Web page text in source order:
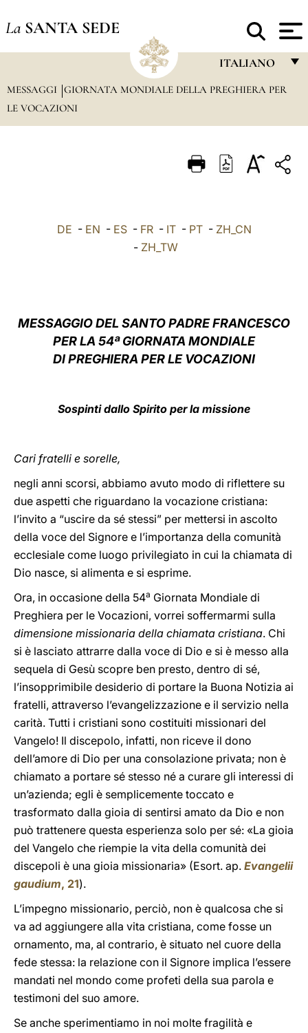
La SANTA SEDE
ITALIANO
FRANÇAIS
PORTUGUÊS
DEUTSCH
LATINE
MESSAGGI
GIORNATA MONDIALE DELLA PREGHIERA PER
LE VOCAZIONI
DE - EN - ES- FR- IT- PT- ZH_CN
- ZH_TW
MESSAGGIO DEL SANTO PADRE FRANCESCO
PER LA 54ª GIORNATA MONDIALE
DI PREGHIERA PER LE VOCAZIONI
Sospinti dallo Spirito per la missione
Cari fratelli e sorelle,
negli anni scorsi, abbiamo avuto modo di riflettere su
due aspetti che riguardano la vocazione cristiana:
l’invito a “uscire da sé stessi” per mettersi in ascolto
della voce del Signore e l’importanza della comunità
ecclesiale come luogo privilegiato in cui la chiamata di
Dio nasce, si alimenta e si esprime.
Ora, in occasione della 54a Giornata Mondiale di
Preghiera per le Vocazioni, vorrei soffermarmi sulla
dimensione missionaria della chiamata cristiana. Chi
si è lasciato attrarre dalla voce di Dio e si è messo alla
sequela di Gesù scopre ben presto, dentro di sé,
l’insopprimibile desiderio di portare la Buona Notizia ai
fratelli, attraverso l’evangelizzazione e il servizio nella
carità. Tutti i cristiani sono costituiti missionari del
Vangelo! Il discepolo, infatti, non riceve il dono
dell’amore di Dio per una consolazione privata; non è
chiamato a portare sé stesso né a curare gli interessi di
un’azienda; egli è semplicemente toccato e
trasformato dalla gioia di sentirsi amato da Dio e non
può trattenere questa esperienza solo per sé: «La gioia
del Vangelo che riempie la vita della comunità dei
discepoli è una gioia missionaria» (Esort. ap. Evangelii
gaudium, 21).
L’impegno missionario, perciò, non è qualcosa che si
va ad aggiungere alla vita cristiana, come fosse un
ornamento, ma, al contrario, è situato nel cuore della
fede stessa: la relazione con il Signore implica l’essere
mandati nel mondo come profeti della sua parola e
testimoni del suo amore.
Se anche sperimentiamo in noi molte fragilità e